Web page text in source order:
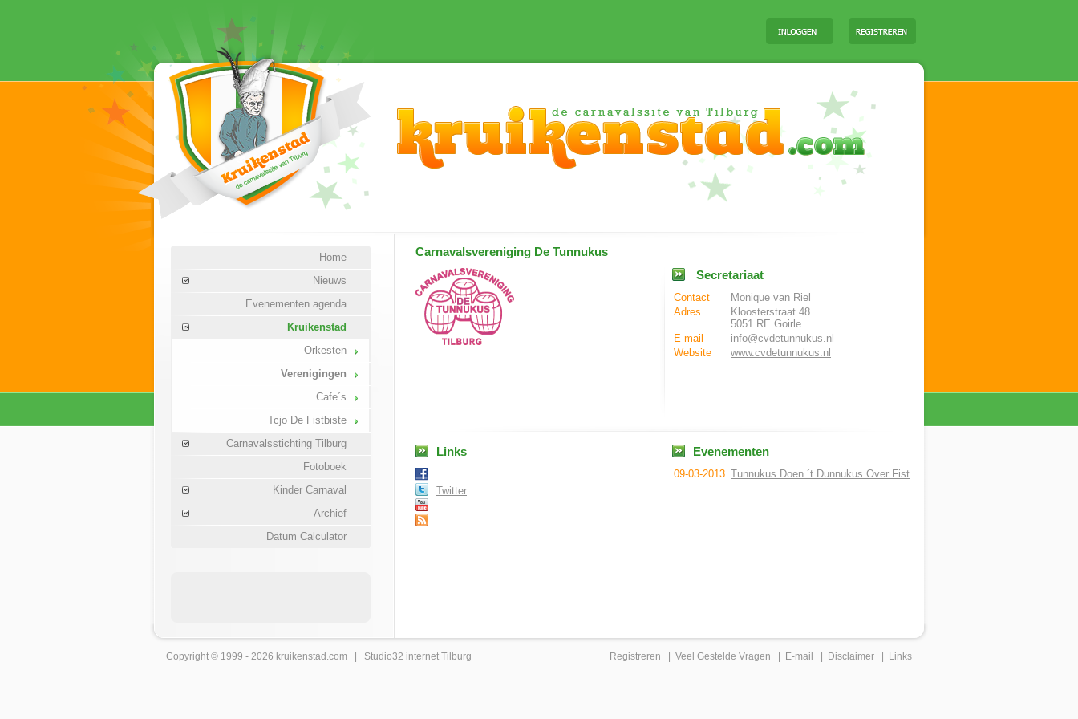
Home
Nieuws
Evenementen agenda
Kruikenstad
Orkesten
Verenigingen
Cafe´s
Tcjo De Fistbiste
Carnavalsstichting Tilburg
Fotoboek
Kinder Carnaval
Archief
Datum Calculator
Carnavalsvereniging De Tunnukus
Secretariaat
Contact
Monique van Riel
Adres
Kloosterstraat 48
5051 RE Goirle
E-mail
info@cvdetunnukus.nl
Website
www.cvdetunnukus.nl
Links
Twitter
Evenementen
09-03-2013 Tunnukus Doen ´t Dunnukus Over Fist
Copyright © 1999 - 2026 kruikenstad .com | Studio32 internet Tilburg Registreren Veel Gestelde Vragen E-mail Disclaimer Links